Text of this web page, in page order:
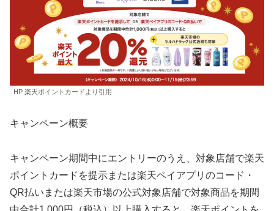
HP 楽天ポイントカードより引用
キャンペーン概要
キャンペーン期間中にエントリーのうえ、対象店舗で楽天
ポイントカードを提示または楽天ペイアプリのコード・
QR払いまたは楽天市場の公式対象店舗で対象商品を期間